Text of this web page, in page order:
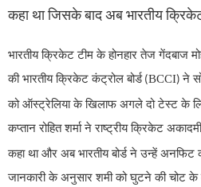
कहाथाजिसके बादअबभारतीय
भारतीय क्रिकेट टीम के होनहार तेज गेंदबाज
की भारतीय क्रिकेट कंट्रोल बोर्ड(BCCI)ने
को ऑस्ट्रेलिया के खिलाफ अगले दो टेस्ट के
कप्तान रोहित शर्मा ने राष्ट्रीय क्रिकेट अकादमी
कहा था और अब भारतीय बोर्ड ने उन्हें अनफिट
जानकारी के अनुसार शमी को घुटने की चोट के